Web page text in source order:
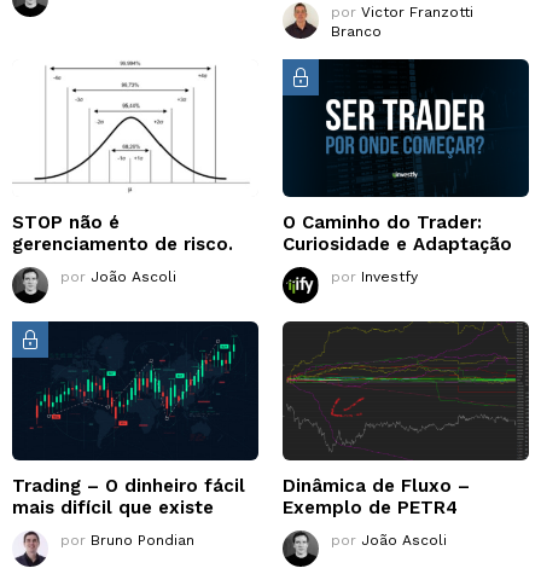
por Victor Franzotti
Branco
STOP não é
gerenciamento de risco.
por João Ascoli
O Caminho do Trader:
Curiosidade e Adaptação
por Investfy
Trading – O dinheiro fácil
mais difícil que existe
por Bruno Pondian
Dinâmica de Fluxo –
Exemplo de PETR4
por João Ascoli